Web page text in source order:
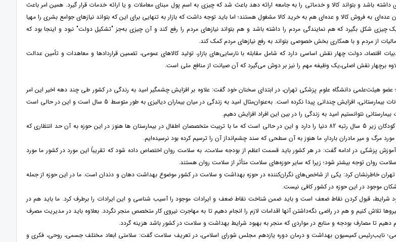
باشد و بتواند کالا و خدماتی را به جامعه ارائه دهد باعث شد که چیزی به اسم پول مبنای معاملات و یا ارائه خدمات قرار گیرد. همین امر باعث
به فروش کالا و عده‌ای هم به خرید کالا مشغول هستند؛ اما باید توجه داشت که بازار به تنهایی برای این که بتواند نیازهای جوامع بشری را مهیا
چیزی شکل بگیرد که هم نمایندگی مردم را داشته باشد و هم بتواند نیازهای مردم را رفع کند و آن چیزی به‌جز "تشکیل دولت" نبود و اینجا بود که
از مردم و با همکاری بخش خصوصی بتواند به رفع نیازهای مردم کمک کند.
اقتصاد، دولت چهار نقش اساسی دارد که شامل مقابله با نارسایی‌های بازار، تولید کالاهای عمومی، تضمین قراردادها و معاهدات و تأمین عدالت
برچهار نقش اصلی،یک وظیفه مهم را نیز بر دوش می‌گیرد که آن صیانت از منافع ملی است.
عضو هیئت‌علمی دانشگاه علوم پزشکی تهران، در ابتدای سخنان خود گفت: علاوه بر افزایش چشمگیر امید به رندگی در کشور طی چند دهه اخیر این امر
در بین بیماران خاص حتی با ارتقاء امکانات بیمارستانی، افزایش چندانی پیدا نکرده است. به‌عنوان‌مثال امید به زندگی در میان بیماران دیالیزی به طور متوسط 5 سال است و این در حالی است
نتوانستیم امید به زندگی را در بین این افراد افزایش دهیم.
وی ادامه داد: ایران در بحث مرگ‌ومیر کودکان زیر 5 سال رتبه 82 دنیا را دارد و این در حالی است که ما با تربیت متخصصان اطفال در بیمارستان ها هنوز در این حوزه به آن حد انتظاری که
مرگ و میر مادران باردار، ما هنوز به آن سطحی که سند چشم‌انداز آن را ترسیم کرده بود نرسیده‌ایم.
پزشکی در ادامه گفت: در هر کشور باید قسمت اعظم از بودجه سلامت، به سلامت روان اختصاص داده شود که تقریباً این مورد در کشور ما مورد
روان توجه بیشتر شود؛ زیرا که سایر حوزه‌های سلامت متأثر از سلامت روان هستند.
خاطرنشان کرد: یکی از شاخص‌های نگران‌کننده در حوزه بهداشت و سلامت در کشور موضوع بهداشت دهان و دندان است. ما در این حوزه از جمله
موجود در این حوزه در کشور کافی نیست.
شرایط، قبول کردن نقاط ضعف است و باید ضمن شناخت نقاط ضعف و ایرادات موجود را آسیب شناسی و این ایرادات را برطرف کرد. ما باید هم در
تلاش کنیم و هم در راضی نگه‌داشتن آنها اقدامات لازم را انجام دهیم تا به مهاجرت نیروی کار متخصص منجر نگردد. بعلاوه باید در مدیریت مصرف
دهیم تا مصارف بودجه و منابع در مواردی که منجر به بهبود شرایط بهداشت و سلامت در کشور باشد هزینه گردد.
نایب‌رئیس کمیسیون بهداشت و درمان دوره یازدهم مجلس شورای اسلامی، در تعریف سلامت گفت: سلامتی ابعاد مختلف جسمی، روحی، فکری و